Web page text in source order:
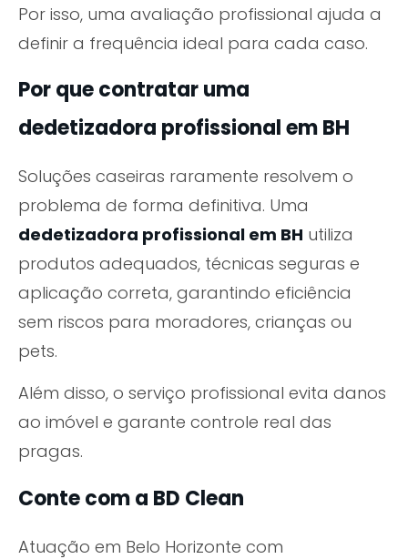
Por isso, uma avaliação profissional ajuda a
definir a frequência ideal para cada caso.
Por que contratar uma
dedetizadora profissional em BH
Soluções caseiras raramente resolvem o
problema de forma definitiva. Uma
dedetizadora profissional em BH utiliza
produtos adequados, técnicas seguras e
aplicação correta, garantindo eficiência
sem riscos para moradores, crianças ou
pets.
Além disso, o serviço profissional evita danos
ao imóvel e garante controle real das
pragas.
Conte com a BD Clean
Atuação em Belo Horizonte com